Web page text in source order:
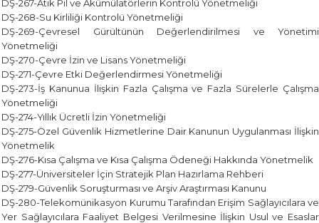
DŞ-267-Atık Pil ve Akümülatörlerin Kontrolü Yönetmeliği
DŞ-268-Su Kirliliği Kontrolü Yönetmeliği
DŞ-269-Çevresel Gürültünün Değerlendirilmesi ve Yönetimi
Yönetmeliği
DŞ-270-Çevre İzin ve Lisans Yönetmeliği
DŞ-271-Çevre Etki Değerlendirmesi Yönetmeliği
DŞ-273-İş Kanunua İlişkin Fazla Çalışma ve Fazla Sürelerle Çalışma
Yönetmeliği
DŞ-274-Yıllık Ücretli İzin Yönetmeliği
DŞ-275-Özel Güvenlik Hizmetlerine Dair Kanunun Uygulanması İlişkin
Yönetmelik
DŞ-276-Kısa Çalışma ve Kısa Çalışma Ödeneği Hakkında Yönetmelik
DŞ-277-Üniversiteler İçin Stratejik Plan Hazırlama Rehberi
DŞ-279-Güvenlik Soruşturması ve Arşiv Araştırması Kanunu
DŞ-280-Telekomünikasyon Kurumu Tarafından Erişim Sağlayıcılara ve
Yer Sağlayıcılara Faaliyet Belgesi Verilmesine İlişkin Usul ve Esaslar